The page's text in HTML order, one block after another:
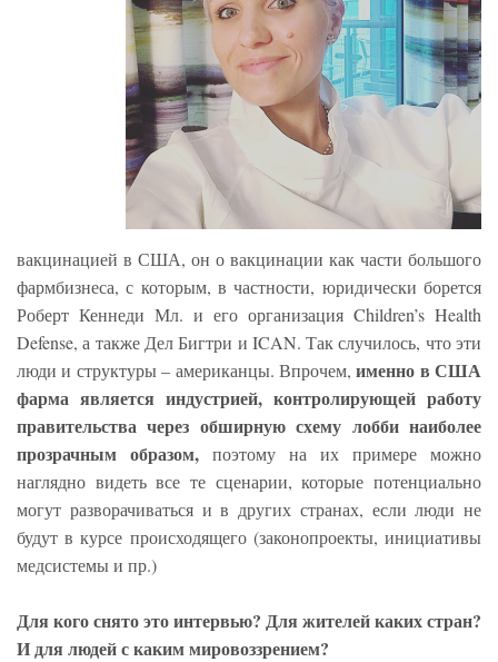
вакцинацией в США, он о вакцинации как части большого
фармбизнеса, с которым, в частности, юридически борется
Роберт Кеннеди Мл. и его организация Children’s Health
Defense, а также Дел Бигтри и ICAN. Так случилось, что эти
люди и структуры – американцы. Впрочем,именно в США
фарма является индустрией, контролирующей работу
правительства через обширную схему лобби наиболее
прозрачным образом, поэтому на их примере можно
наглядно видеть все те сценарии, которые потенциально
могут разворачиваться и в других странах, если люди не
будут в курсе происходящего (законопроекты, инициативы
медсистемы и пр.)
Для кого снято это интервью? Для жителей каких стран?
И для людей с каким мировоззрением?